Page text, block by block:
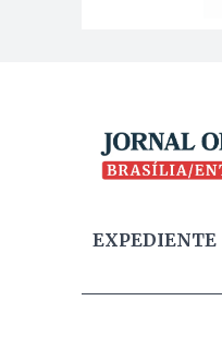
EXPEDIENTE